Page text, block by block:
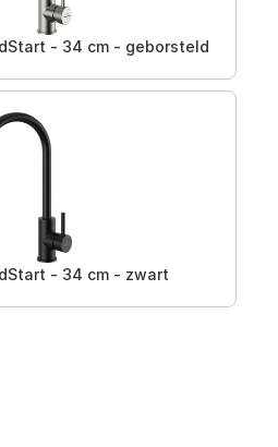
- 34 cm - geborsteld
- 34 cm - zwart